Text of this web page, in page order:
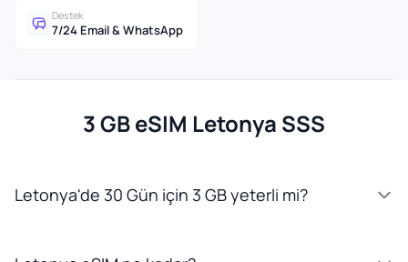
Destek
7/24 Email & WhatsApp
3 GB eSIM Letonya SSS
Letonya'de 30 Gün için 3 GB yeterli mi?